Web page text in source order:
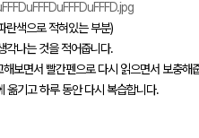
란색으로 적혀있는 부분)
각나는 것을 적어줍니다.
보면서 빨간펜으로 다시 읽으면서 보충해
옮기고 하루 동안 다시 복습합니다.